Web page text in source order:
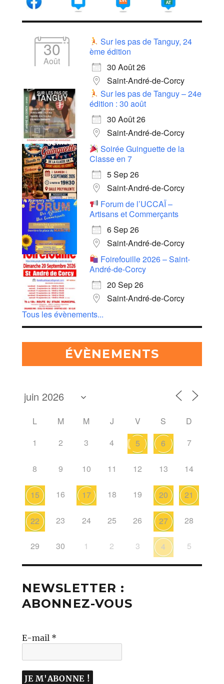
30
Août
Sur les pas de Tanguy, 24
ème édition
30 Août 26
Saint-André-de-Corcy
Sur les pas de Tanguy – 24e
édition : 30 août
30 Août 26
Saint-André-de-Corcy
Soirée Guinguette de la
Classe en 7
5 Sep 26
Saint-André-de-Corcy
Forum de l’UCCAÏ –
Artisans et Commerçants
6 Sep 26
Saint-André-de-Corcy
Foirefouille 2026 – Saint-
André-de-Corcy
20 Sep 26
Saint-André-de-Corcy
Tous les évènements...
ÉVÈNEMENTS
L M M J V S
D
1
2 3 4 5 6 7
8 9 10 11 12 13 14
15 16 17 18 19 20 21
22 23 24 25 26 27 28
29 30 1 2 3 4 5
NEWSLETTER :
ABONNEZ-VOUS
E-mail *